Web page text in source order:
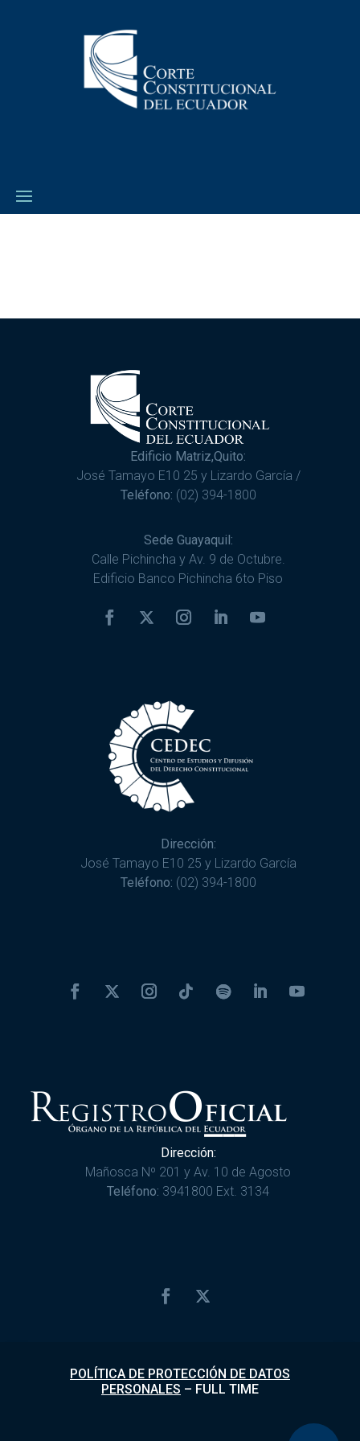
Edificio Matriz,Quito:
José Tamayo E10 25 y Lizardo García /
Teléfono: (02) 394-1800
Sede Guayaquil:
Calle Pichincha y Av. 9 de Octubre.
Edificio Banco Pichincha 6to Piso
Dirección:
José Tamayo E10 25 y Lizardo García
Teléfono: (02) 394-1800
Dirección:
Mañosca Nº 201 y Av. 10 de Agosto
Teléfono: 3941800 Ext. 3134
POLÍTICA DE PROTECCIÓN DE DATOS
PERSONALES – FULL TIME